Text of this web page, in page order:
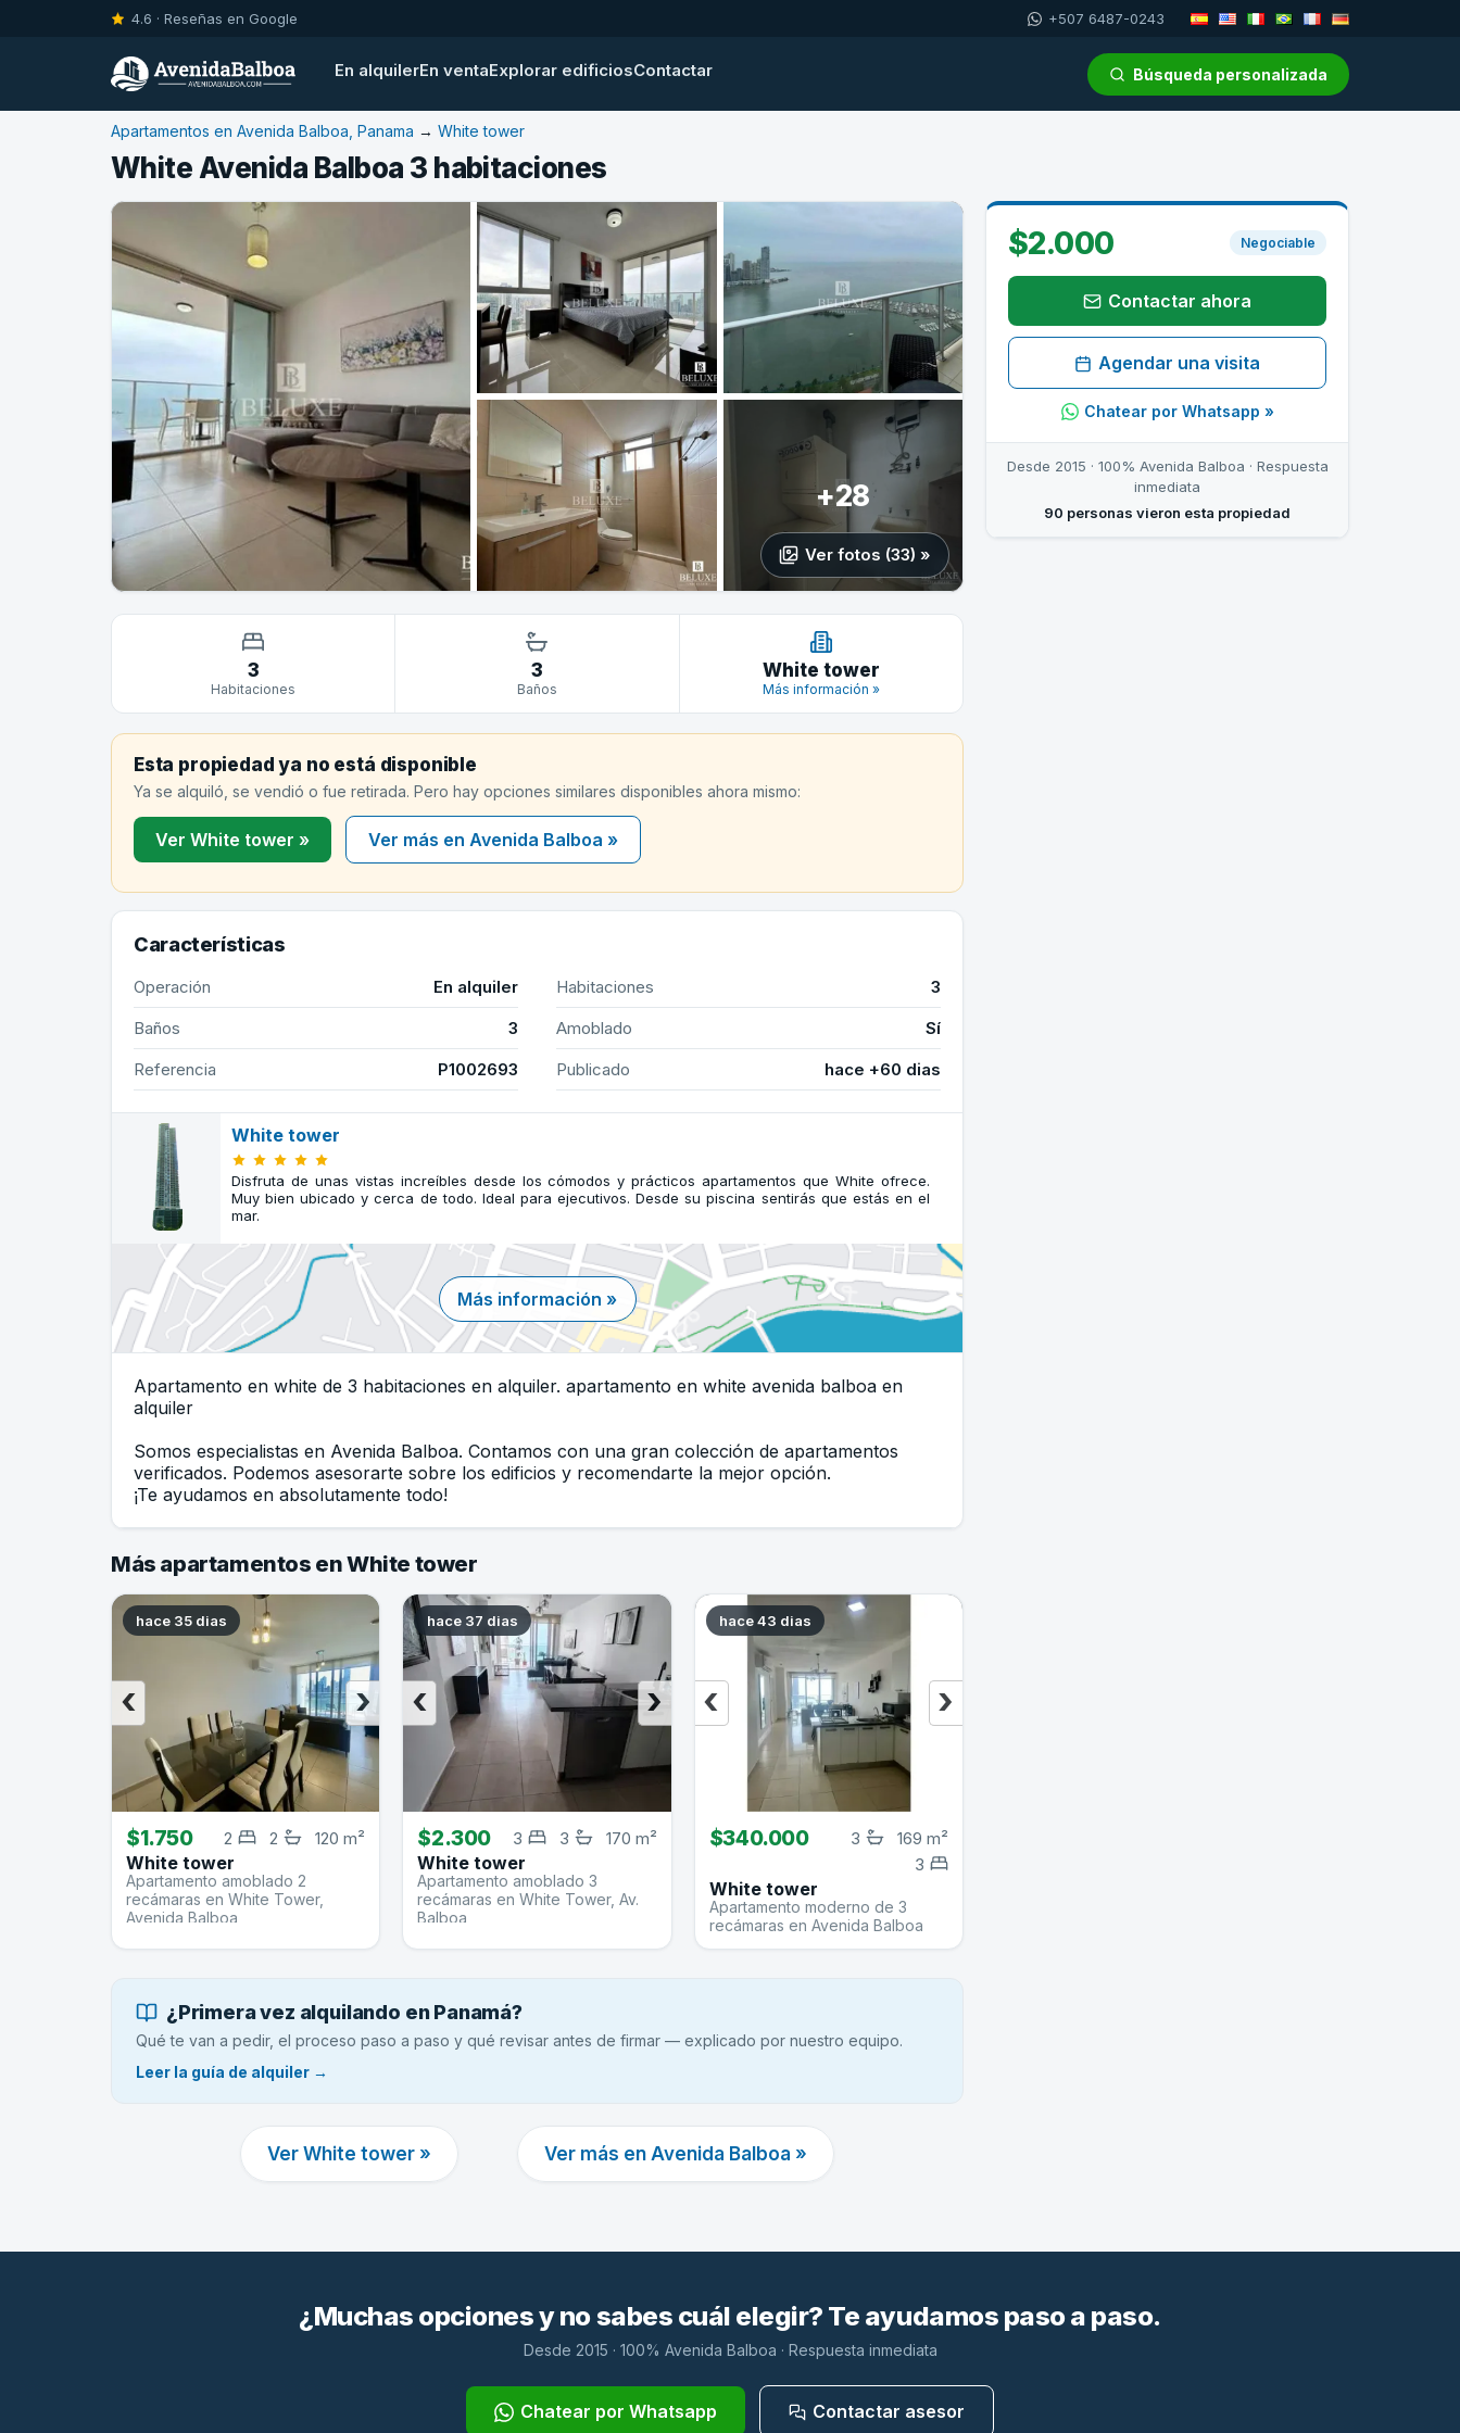
4.6 · Reseñas en Google +507 6487-0243
En alquilerEn ventaExplorar edificiosContactar Búsqueda personalizada
Apartamentos en Avenida Balboa, Panama → White tower
White Avenida Balboa 3 habitaciones
$2.000 Negociable
Contactar ahora
Agendar una visita
Chatear por Whatsapp »
Desde 2015 · 100% Avenida Balboa · Respuesta
inmediata
90 personas vieron esta propiedad
+28
Ver fotos (33) »
3
Habitaciones
3
Baños
White tower
Más información »
Esta propiedad ya no está disponible
Ya se alquiló, se vendió o fue retirada. Pero hay opciones similares disponibles ahora mismo:
Ver White tower » Ver más en Avenida Balboa »
Características
Operación En alquiler Habitaciones
3
Baños
3 Amoblado
Sí
Referencia
P1002693 Publicado hace +60 dias
White tower
Disfruta de unas vistas increíbles desde los cómodos y prácticos apartamentos que White ofrece.
Muy bien ubicado y cerca de todo. Ideal para ejecutivos. Desde su piscina sentirás que estás en el
mar.
Más información »
Apartamento en white de 3 habitaciones en alquiler. apartamento en white avenida balboa en
alquiler
Somos especialistas en Avenida Balboa. Contamos con una gran colección de apartamentos
verificados. Podemos asesorarte sobre los edificios y recomendarte la mejor opción.
¡Te ayudamos en absolutamente todo!
Más apartamentos en White tower
hace 35 dias
›
‹
$1.750 120 m²
2
2
White tower
Apartamento amoblado 2
recámaras en White Tower,
Avenida Balboa
hace 37 dias
›
‹
$2.300 170 m²
3
3
White tower
Apartamento amoblado 3
recámaras en White Tower, Av.
Balboa
hace 43 dias
›
‹
$340.000 169 m²
3
3
White tower
Apartamento moderno de 3
recámaras en Avenida Balboa
¿Primera vez alquilando en Panamá?
Qué te van a pedir, el proceso paso a paso y qué revisar antes de firmar — explicado por nuestro equipo.
Leer la guía de alquiler →
Ver White tower » Ver más en Avenida Balboa »
¿Muchas opciones y no sabes cuál elegir? Te ayudamos paso a paso.
Desde 2015 · 100% Avenida Balboa · Respuesta inmediata
Chatear por Whatsapp Contactar asesor